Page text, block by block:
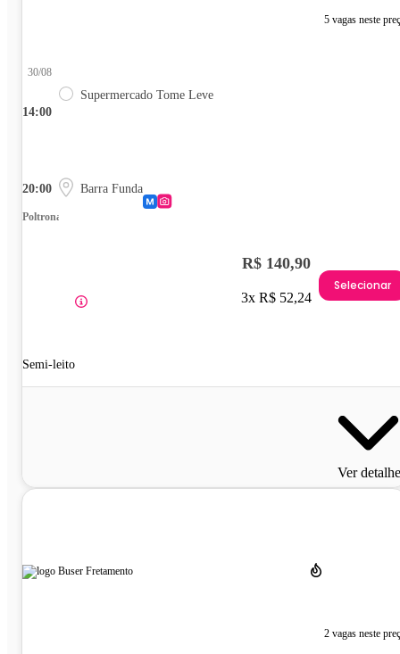
5 vagas neste
14:00
30/08
Supermercado Tome Leve
20:00 Barra Funda
Poltrona
Semi-leito
R$ 140,90
3x R$ 52,24
Selecionar
Ver
2 vagas neste